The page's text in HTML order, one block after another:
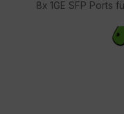
8x 1GE SFP Ports
Bildergalerie